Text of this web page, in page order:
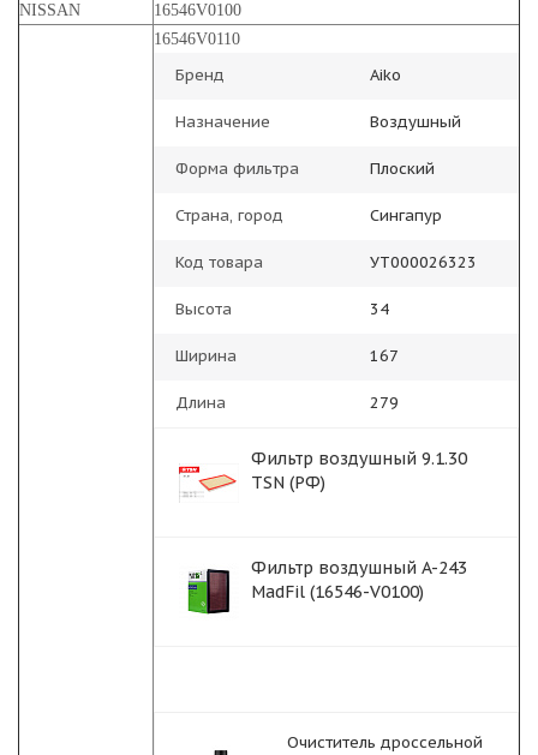
NISSAN
16546V0100
16546V0110
Бренд Aiko
Назначение Воздушный
Форма фильтра Плоский
Страна, город Сингапур
Код товара УТ000026323
Высота 34
Ширина 167
Длина 279
Фильтр воздушный 9.1.30
TSN (РФ)
Фильтр воздушный A-243
MadFil (16546-V0100)
Очиститель дроссельной